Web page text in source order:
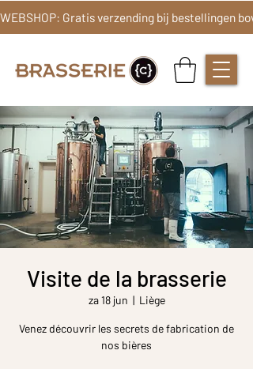
Visite de la brasserie
za 18 jun
  |
Liège
Venez découvrir les secrets de fabrication de
nos bières